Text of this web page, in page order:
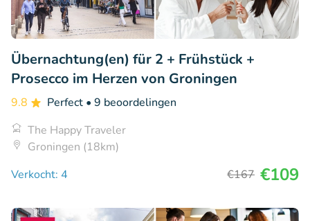
Übernachtung(en) für 2 + Frühstück +
Prosecco im Herzen von Groningen
9.8 Perfect • 9 beoordelingen
The Happy Traveler
Groningen (18km)
Verkocht: 4
€167 €109